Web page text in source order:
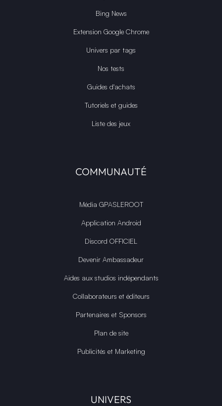
Bing News
Extension Google Chrome
Univers par tags
Nos tests
Guides d'achats
Tutoriels et guides
Liste des jeux
COMMUNAUTÉ
Média GPASLEROOT
Application Android
Discord OFFICIEL
Devenir Ambassadeur
Aides aux studios indépendants
Collaborateurs et éditeurs
Partenaires et Sponsors
Plan de site
Publicités et Marketing
UNIVERS